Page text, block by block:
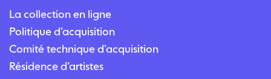
La collection en ligne
Politique d’acquisition
Comité technique d’acquisition
Résidence d’artistes